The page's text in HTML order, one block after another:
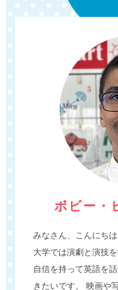
ボビー・
みなさん、こんにち
大学では演劇と演技
自信を持って英語を
きたいです。 映画や